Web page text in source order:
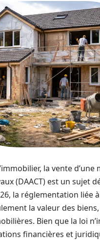
la vente
(DAACT) est un sujet
la réglementation liée
la valeur des
Bien que la loi
financières et